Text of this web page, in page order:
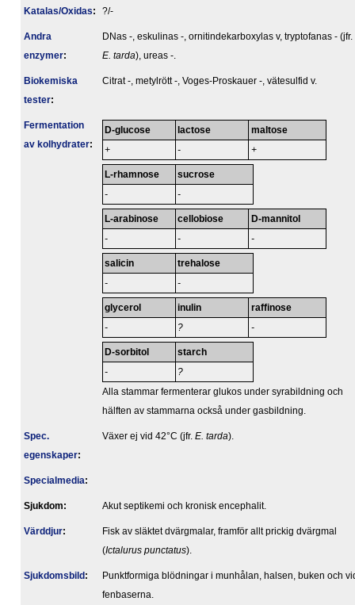
Katalas/Oxidas: ?/-
Andra
enzymer:
DNas -, eskulinas -, ornitindekarboxylas v, tryptofanas - (jfr.
E. tarda), ureas -.
Biokemiska
tester:
Citrat -, metylrött -, Voges-Proskauer -, vätesulfid v.
Fermentation
av kolhydrater:
D-glucose
+
lactose
-
maltose
+
L-rhamnose
-
sucrose
-
L-arabinose
-
cellobiose
-
D-mannitol
-
salicin
-
trehalose
-
glycerol
-
inulin
?
raffinose
-
D-sorbitol
-
starch
?
Alla stammar fermenterar glukos under syrabildning och
hälften av stammarna också under gasbildning.
Spec.
egenskaper:
Växer ej vid 42°C (jfr. E. tarda).
Specialmedia:
Sjukdom: Akut septikemi och kronisk encephalit.
Värddjur:
Fisk av släktet dvärgmalar, framför allt prickig dvärgmal
(Ictalurus punctatus).
Sjukdomsbild :
Punktformiga blödningar i munhålan, halsen, buken och
fenbaserna.